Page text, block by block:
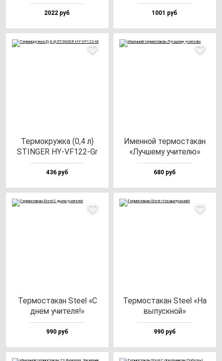
2022 руб 1001 руб
Тер­мок­руж­ка (0,4 л)
STINGER HY-VF122-Gr
436 руб
Имен­ной тер­мос­та­кан
«Луч­ше­му учи­те­лю»
680 руб
Тер­мос­та­кан Ste­el «С
днем учи­те­ля!»
990 руб
Тер­мос­та­кан Ste­el «На
вы­пус­кной»
990 руб